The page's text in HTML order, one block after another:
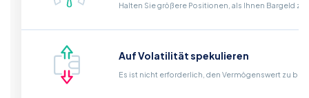
Halten Sie größere Positionen, als Ihnen Bargeld
Auf Volatilität spekulieren
Es ist nicht erforderlich, den Vermögenswert zu